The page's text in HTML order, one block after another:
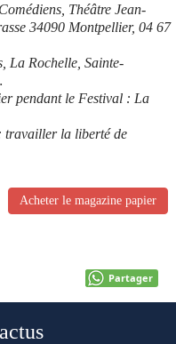
Théâtre Jean-
34090 Montpellier, 04 67
La Rochelle, Sainte-
pendant le Festival : La
travailler la liberté de
Acheter le magazine papier
Partager